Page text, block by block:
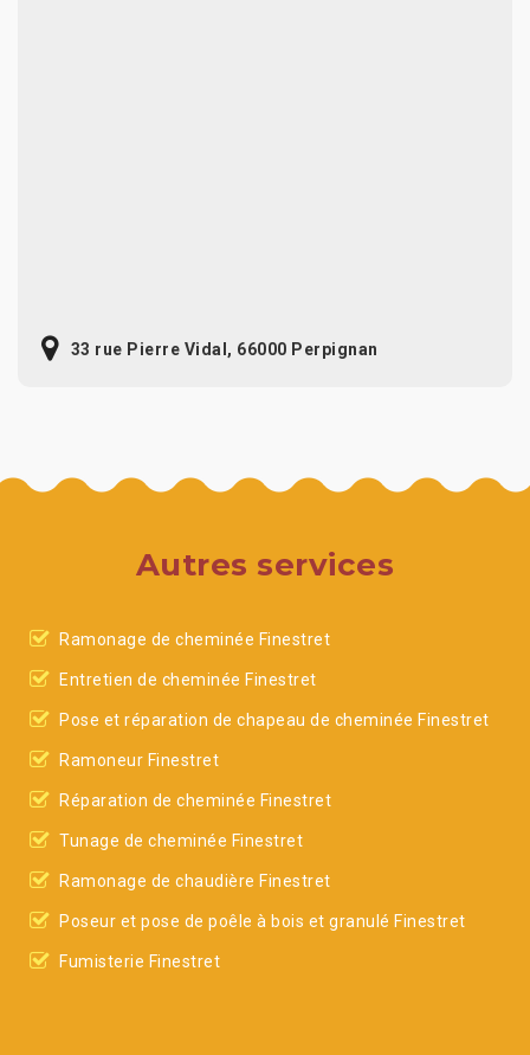
33 rue Pierre Vidal, 66000 Perpignan
Autres services
Ramonage de cheminée Finestret
Entretien de cheminée Finestret
Pose et réparation de chapeau de cheminée Finestret
Ramoneur Finestret
Réparation de cheminée Finestret
Tunage de cheminée Finestret
Ramonage de chaudière Finestret
Poseur et pose de poêle à bois et granulé Finestret
Fumisterie Finestret